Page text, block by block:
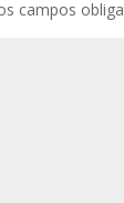
campos